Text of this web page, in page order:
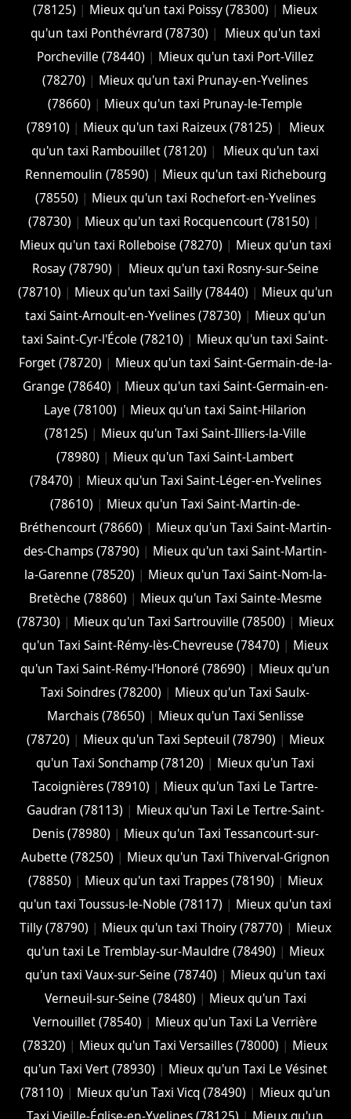
(78125) | Mieux qu'un taxi Poissy (78300) | Mieux
qu'un taxi Ponthévrard (78730) |
Mieux qu'un taxi
Porcheville (78440) | Mieux qu'un taxi Port-Villez
(78270) | Mieux qu'un taxi Prunay-en-Yvelines
(78660) | Mieux qu'un taxi Prunay-le-Temple
(78910) | Mieux qu'un taxi Raizeux (78125) |
Mieux
qu'un taxi Rambouillet (78120) |
Mieux qu'un taxi
Rennemoulin (78590) | Mieux qu'un taxi Richebourg
(78550) | Mieux qu'un taxi Rochefort-en-Yvelines
(78730) | Mieux qu'un taxi Rocquencourt (78150) |
Mieux qu'un taxi Rolleboise (78270) | Mieux qu'un taxi
Rosay (78790) |
Mieux qu'un taxi Rosny-sur-Seine
(78710) | Mieux qu'un taxi Sailly (78440) | Mieux qu'un
taxi Saint-Arnoult-en-Yvelines (78730) | Mieux qu'un
taxi Saint-Cyr-l'École (78210) | Mieux qu'un taxi Saint-
Forget (78720) | Mieux qu'un taxi Saint-Germain-de-la-
Grange (78640) | Mieux qu'un taxi Saint-Germain-en-
Laye (78100) | Mieux qu'un taxi Saint-Hilarion
(78125) | Mieux qu'un Taxi Saint-Illiers-la-Ville
(78980) | Mieux qu'un Taxi Saint-Lambert
(78470) | Mieux qu'un Taxi Saint-Léger-en-Yvelines
(78610) | Mieux qu'un Taxi Saint-Martin-de-
Bréthencourt (78660) | Mieux qu'un Taxi Saint-Martin-
des-Champs (78790) | Mieux qu'un taxi Saint-Martin-
la-Garenne (78520) | Mieux qu'un Taxi Saint-Nom-la-
Bretèche (78860) | Mieux qu'un Taxi Sainte-Mesme
(78730) | Mieux qu'un Taxi Sartrouville (78500) | Mieux
qu'un Taxi Saint-Rémy-lès-Chevreuse (78470) | Mieux
qu'un Taxi Saint-Rémy-l'Honoré (78690) | Mieux qu'un
Taxi Soindres (78200) | Mieux qu'un Taxi Saulx-
Marchais (78650) | Mieux qu'un Taxi Senlisse
(78720) | Mieux qu'un Taxi Septeuil (78790) | Mieux
qu'un Taxi Sonchamp (78120) | Mieux qu'un Taxi
Tacoignières (78910) | Mieux qu'un Taxi Le Tartre-
Gaudran (78113) | Mieux qu'un Taxi Le Tertre-Saint-
Denis (78980) | Mieux qu'un Taxi Tessancourt-sur-
Aubette (78250) | Mieux qu'un Taxi Thiverval-Grignon
(78850) | Mieux qu'un taxi Trappes (78190) | Mieux
qu'un taxi Toussus-le-Noble (78117) | Mieux qu'un taxi
Tilly (78790) | Mieux qu'un taxi Thoiry (78770) | Mieux
qu'un taxi Le Tremblay-sur-Mauldre (78490) | Mieux
qu'un taxi Vaux-sur-Seine (78740) | Mieux qu'un taxi
Verneuil-sur-Seine (78480) | Mieux qu'un Taxi
Vernouillet (78540) | Mieux qu'un Taxi La Verrière
(78320) | Mieux qu'un Taxi Versailles (78000) | Mieux
qu'un Taxi Vert (78930) | Mieux qu'un Taxi Le Vésinet
(78110) | Mieux qu'un Taxi Vicq (78490) | Mieux qu'un